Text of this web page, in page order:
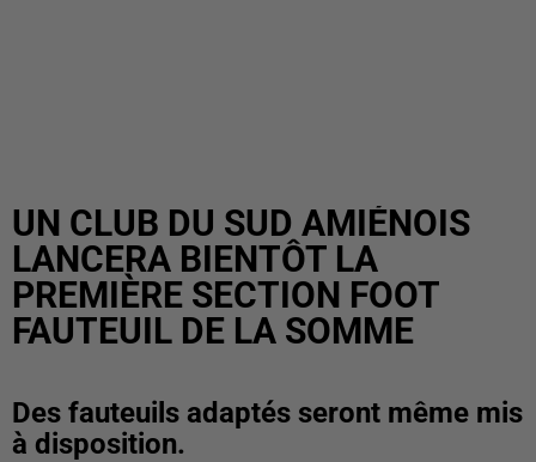
UN CLUB DU SUD AMIÉNOIS
LANCERA BIENTÔT LA
PREMIÈRE SECTION FOOT
FAUTEUIL DE LA SOMME
Des fauteuils adaptés seront même mis
à disposition.